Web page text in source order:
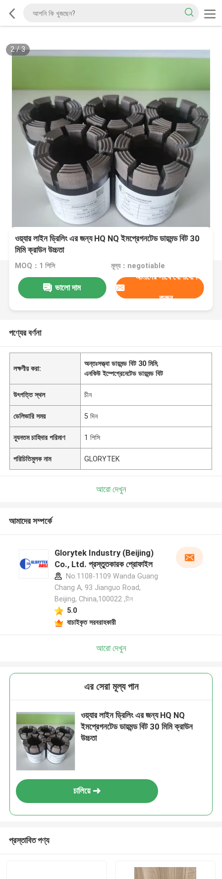
2/3
ওয়্যার লাইন ড্রিলিং এর জন্য HQ NQ ইমপ্রেগনটেড ডায়মন্ড বিট 30
মিমি ক্রাউন উচ্চতা
MOQ：1 পিসি মূল্য：negotiable
ভালো দাম
আমাদের সাথে যোগাযোগ
করুন
পণ্যের বর্ণনা
লক্ষণীয় করা:
অন্তঃসত্ত্বা ডায়মন্ড বিট 30 মিমি,
এনকিউ ইম্পেগ্রেনেটেড ডায়মন্ড বিট
উৎপত্তি স্থল চীন
ডেলিভারি সময় 5 দিন
ন্যূনতম চাহিদার পরিমাণ 1 পিসি
পরিচিতিমুলক নাম GLORYTEK
আরো দেখুন
আমাদের সম্পর্কে
Glorytek Industry (Beijing)
Co., Ltd. প্রস্তুতকারক প্রোফাইল
No.1108-1109 Wanda Guang
Chang A, 93 Jianguo Road,
Beijing, China,100022 ,চীন
5.0
যাচাইকৃত সরবরাহকারী
আরো দেখুন
এর সেরা মূল্য পান
ওয়্যার লাইন ড্রিলিং এর জন্য HQ NQ
ইমপ্রেগনটেড ডায়মন্ড বিট 30 মিমি ক্রাউন
উচ্চতা
চালিয়ে
প্রস্তাবিত পণ্য